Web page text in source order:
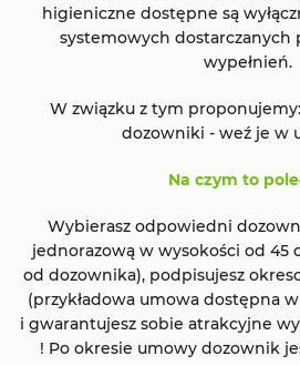
higieniczne dostępne są
systemowych dostarczanych
wypełnień.
W związku z tym
dozowniki - weź je w
Na czym to
Wybierasz odpowiedni
jednorazową w wysokości od 45
od dozownika), podpisujesz
(przykładowa umowa dostępna
i gwarantujesz sobie atrakcyjne
! Po okresie umowy dozownik